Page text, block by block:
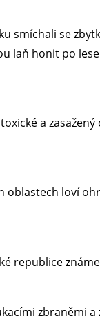
smíchali se
laň honit po
a
oblastech loví
republice
zbraněmi a